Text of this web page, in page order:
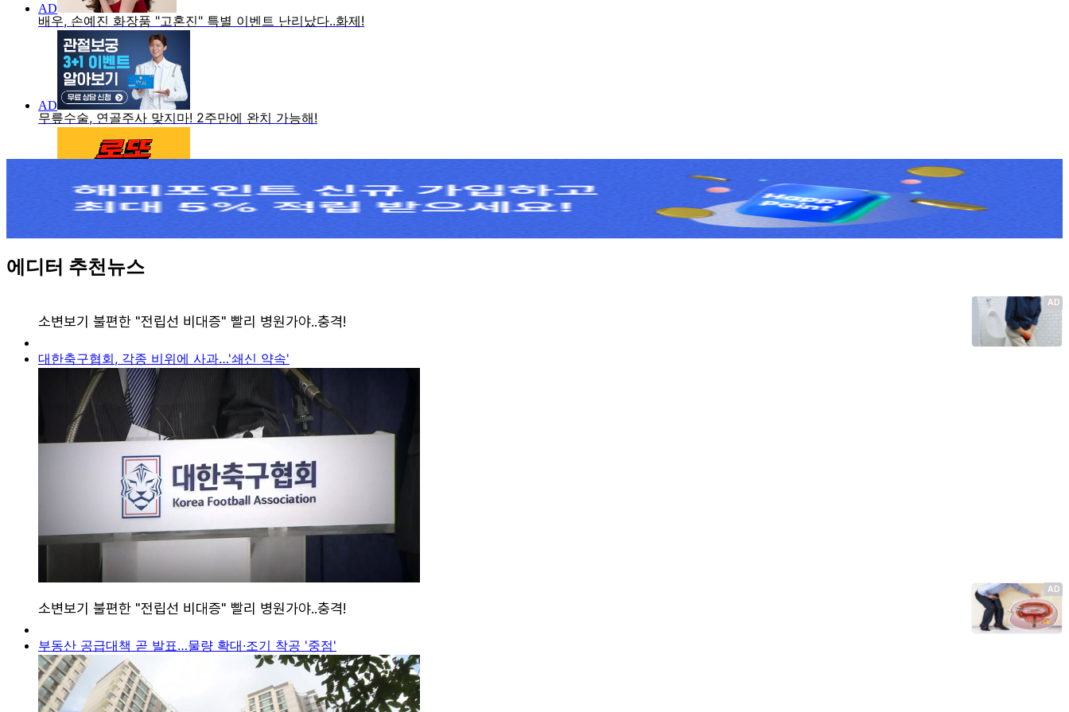
에디터 추천뉴스
대한축구협회, 각종 비위에 사과…'쇄신 약속'
부동산 공급대책 곧 발표…물량 확대·조기 착공 '중점'